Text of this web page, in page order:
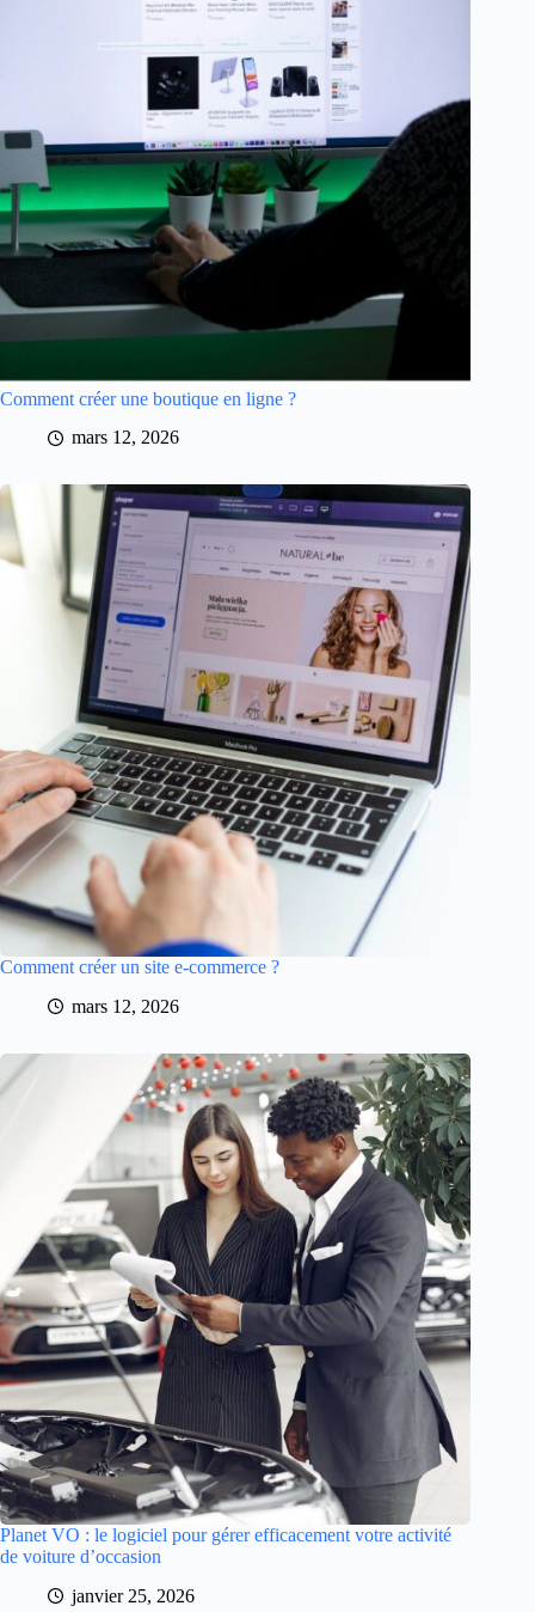
Comment créer une boutique en ligne ?
mars 12, 2026
Comment créer un site e-commerce ?
mars 12, 2026
Planet VO : le logiciel pour gérer efficacement votre activité
de voiture d’occasion
janvier 25, 2026